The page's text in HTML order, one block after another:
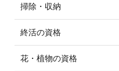
掃除・収納
終活の資格
花・植物の資格